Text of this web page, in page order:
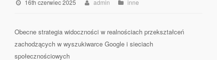
16th czerwiec 2025 admin inne
Obecne strategia widoczności w realnościach przekształceń
zachodzących w wyszukiwarce Google i sieciach
społecznościowych